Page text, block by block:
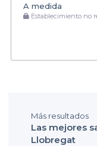
A medida
Establecimiento no
Más resultados
Las mejores
Llobregat